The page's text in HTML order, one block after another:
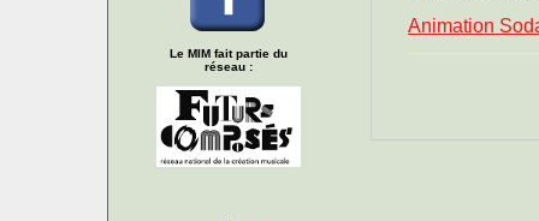
Animation
Le MIM fait partie du
réseau :